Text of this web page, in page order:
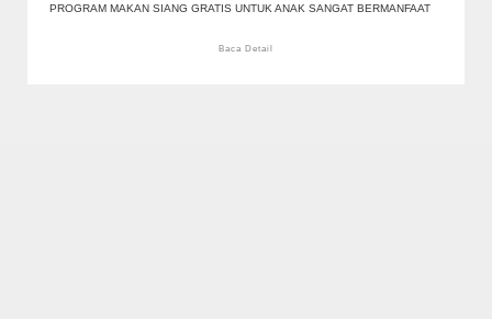
PROGRAM MAKAN SIANG GRATIS UNTUK ANAK SANGAT BERMANFAAT
Baca Detail